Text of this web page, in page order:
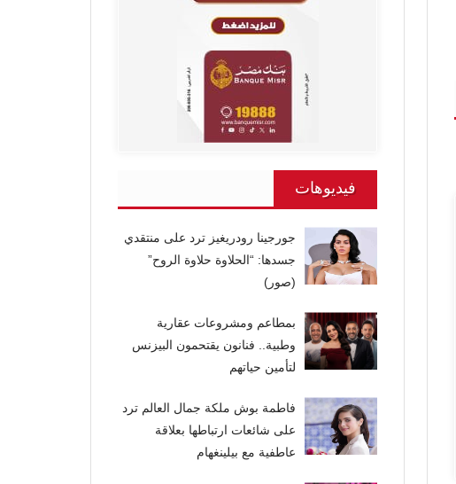
فيديوهات
جورجينا رودريغيز ترد على منتقدي
جسدها: “الحلاوة حلاوة الروح”
(صور)
بمطاعم ومشروعات عقارية
وطبية.. فنانون يقتحمون البيزنس
لتأمين حياتهم
فاطمة بوش ملكة جمال العالم ترد
على شائعات ارتباطها بعلاقة
عاطفية مع بيلينغهام